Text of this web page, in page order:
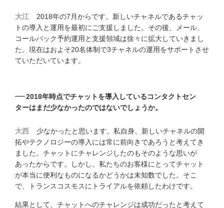
大江
2018年の7月からです。新しいチャネルであるチャッ
トの導入と運用を最初にご支援しました。その後、メール、
コールバック予約運用と支援領域は徐々に拡大していきまし
た。現在はおよそ20名体制で3チャネルの運用をサポートさせ
ていただいています。
2018年時点でチャットを導入しているコンタクトセン
ターはまだ少なかったのではないでしょうか。
大西
少なかったと思います。私自身、新しいチャネルの開
拓やテクノロジーの導入には常に前向きであろうと考えてき
ました。チャットにチャレンジしたのもそのような思いが
あったからです。しかし、私たちのお客様にとってチャット
が本当に便利なものになるかどうかは未知数でした。そこ
で、トランスコスモスにトライアルを依頼したわけです。
結果として、チャットへのチャレンジは成功だったと考えて